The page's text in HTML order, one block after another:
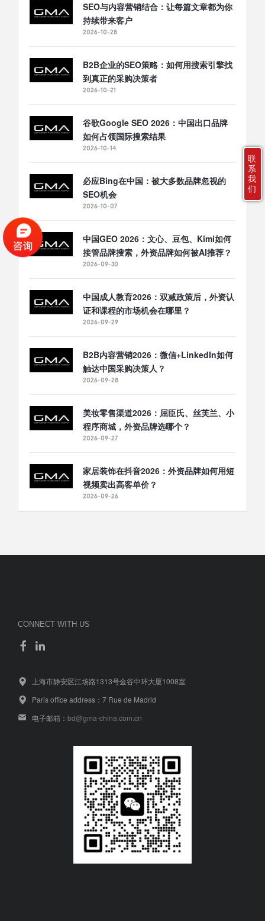
SEO与内容营销结合：让每篇文章都为你
持续带来客户
2026-10-28
B2B企业的SEO策略：如何用搜索引擎找
到真正的采购决策者
2026-10-21
谷歌Google SEO 2026：中国出口品牌
如何占领国际搜索结果
2026-10-14
必应Bing在中国：被大多数品牌忽视的
SEO机会
2026-10-07
中国GEO 2026：文心、豆包、Kimi如何
接管品牌搜索，外资品牌如何被AI推荐？
2026-09-30
中国成人教育2026：双减政策后，外资认
证和课程的市场机会在哪里？
2026-09-29
B2B内容营销2026：微信+LinkedIn如何
触达中国采购决策人？
2026-09-28
美妆零售渠道2026：屈臣氏、丝芙兰、小
程序商城，外资品牌选哪个？
2026-09-27
家居装饰在抖音2026：外资品牌如何用短
视频卖出高客单价？
2026-09-26
CONNECT WITH US
上海市静安区江场路1313号金谷中环大厦1008室
Paris office address：7 Rue de Madrid
电子邮箱： bd@gma-china.com.cn
联
系
我
们